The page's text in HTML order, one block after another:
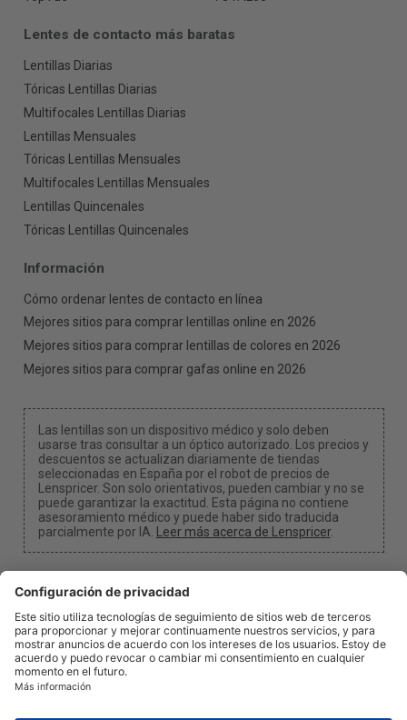
Lentes de contacto más baratas
Lentillas Diarias
Tóricas Lentillas Diarias
Multifocales Lentillas Diarias
Lentillas Mensuales
Tóricas Lentillas Mensuales
Multifocales Lentillas Mensuales
Lentillas Quincenales
Tóricas Lentillas Quincenales
Información
Cómo ordenar lentes de contacto en línea
Mejores sitios para comprar lentillas online en 2026
Mejores sitios para comprar lentillas de colores en 2026
Mejores sitios para comprar gafas online en 2026
Las lentillas son un dispositivo médico y solo deben
usarse tras consultar a un óptico autorizado. Los precios y
descuentos se actualizan diariamente de tiendas
seleccionadas en España por el robot de precios de
Lenspricer. Son solo orientativos, pueden cambiar y no se
puede garantizar la exactitud. Esta página no contiene
asesoramiento médico y puede haber sido traducida
parcialmente por IA.
Leer más acerca de Lenspricer.
Configuración de cookies
Podemos recibir una comisión si utilizas uno de
nuestros enlaces para realizar una compra.